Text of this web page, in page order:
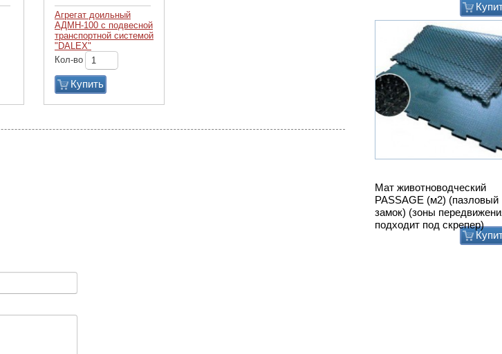
Мат животноводческий
PASSAGE (м2) (пазловый
замок) (зоны
подходит под скрепер)
Агрегат доильный
АДМН-100 с подвесной
транспортной системой
"DALEX"
Кол-во
Купить